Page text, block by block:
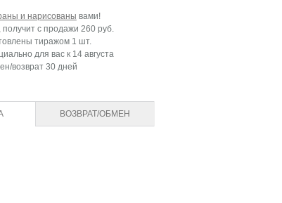
и нарисованы вами!
получит с продажи 260 руб.
тиражом 1 шт.
для вас к 14 августа
возврат 30 дней
ВОЗВРАТ/ОБМЕН